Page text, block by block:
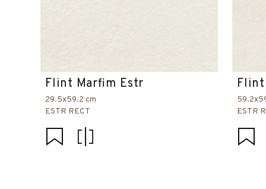
Flint Marfim Estr
29.5x59.2 cm
ESTR RECT
ESTR